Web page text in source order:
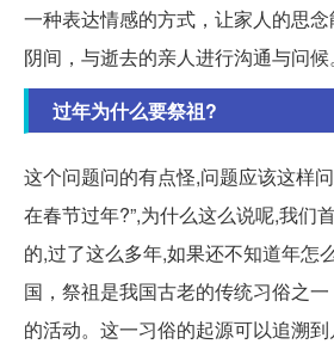
一种表达情感的方式，让家人的思
阴间，与逝去的亲人进行沟通与问候。
过年为什么要祭祖?
这个问题问的有点怪,问题应该这样
在春节过年?”,为什么这么说呢,我们
的,过了这么多年,如果还不知道年怎
国，祭祖是我国古老的传统习俗之
的活动。这一习俗的起源可以追溯